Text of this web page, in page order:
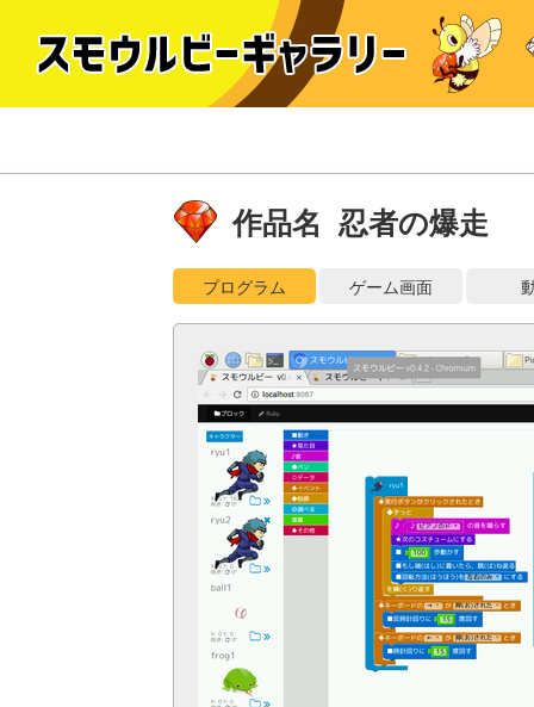
作品名 忍者の爆走
プログラム ゲーム画面